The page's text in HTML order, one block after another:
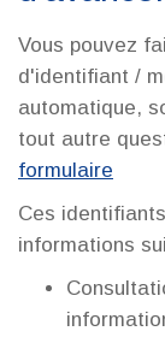
Vous pouvez
d'identifiant /
automatique,
tout autre
formulaire
Ces
informations